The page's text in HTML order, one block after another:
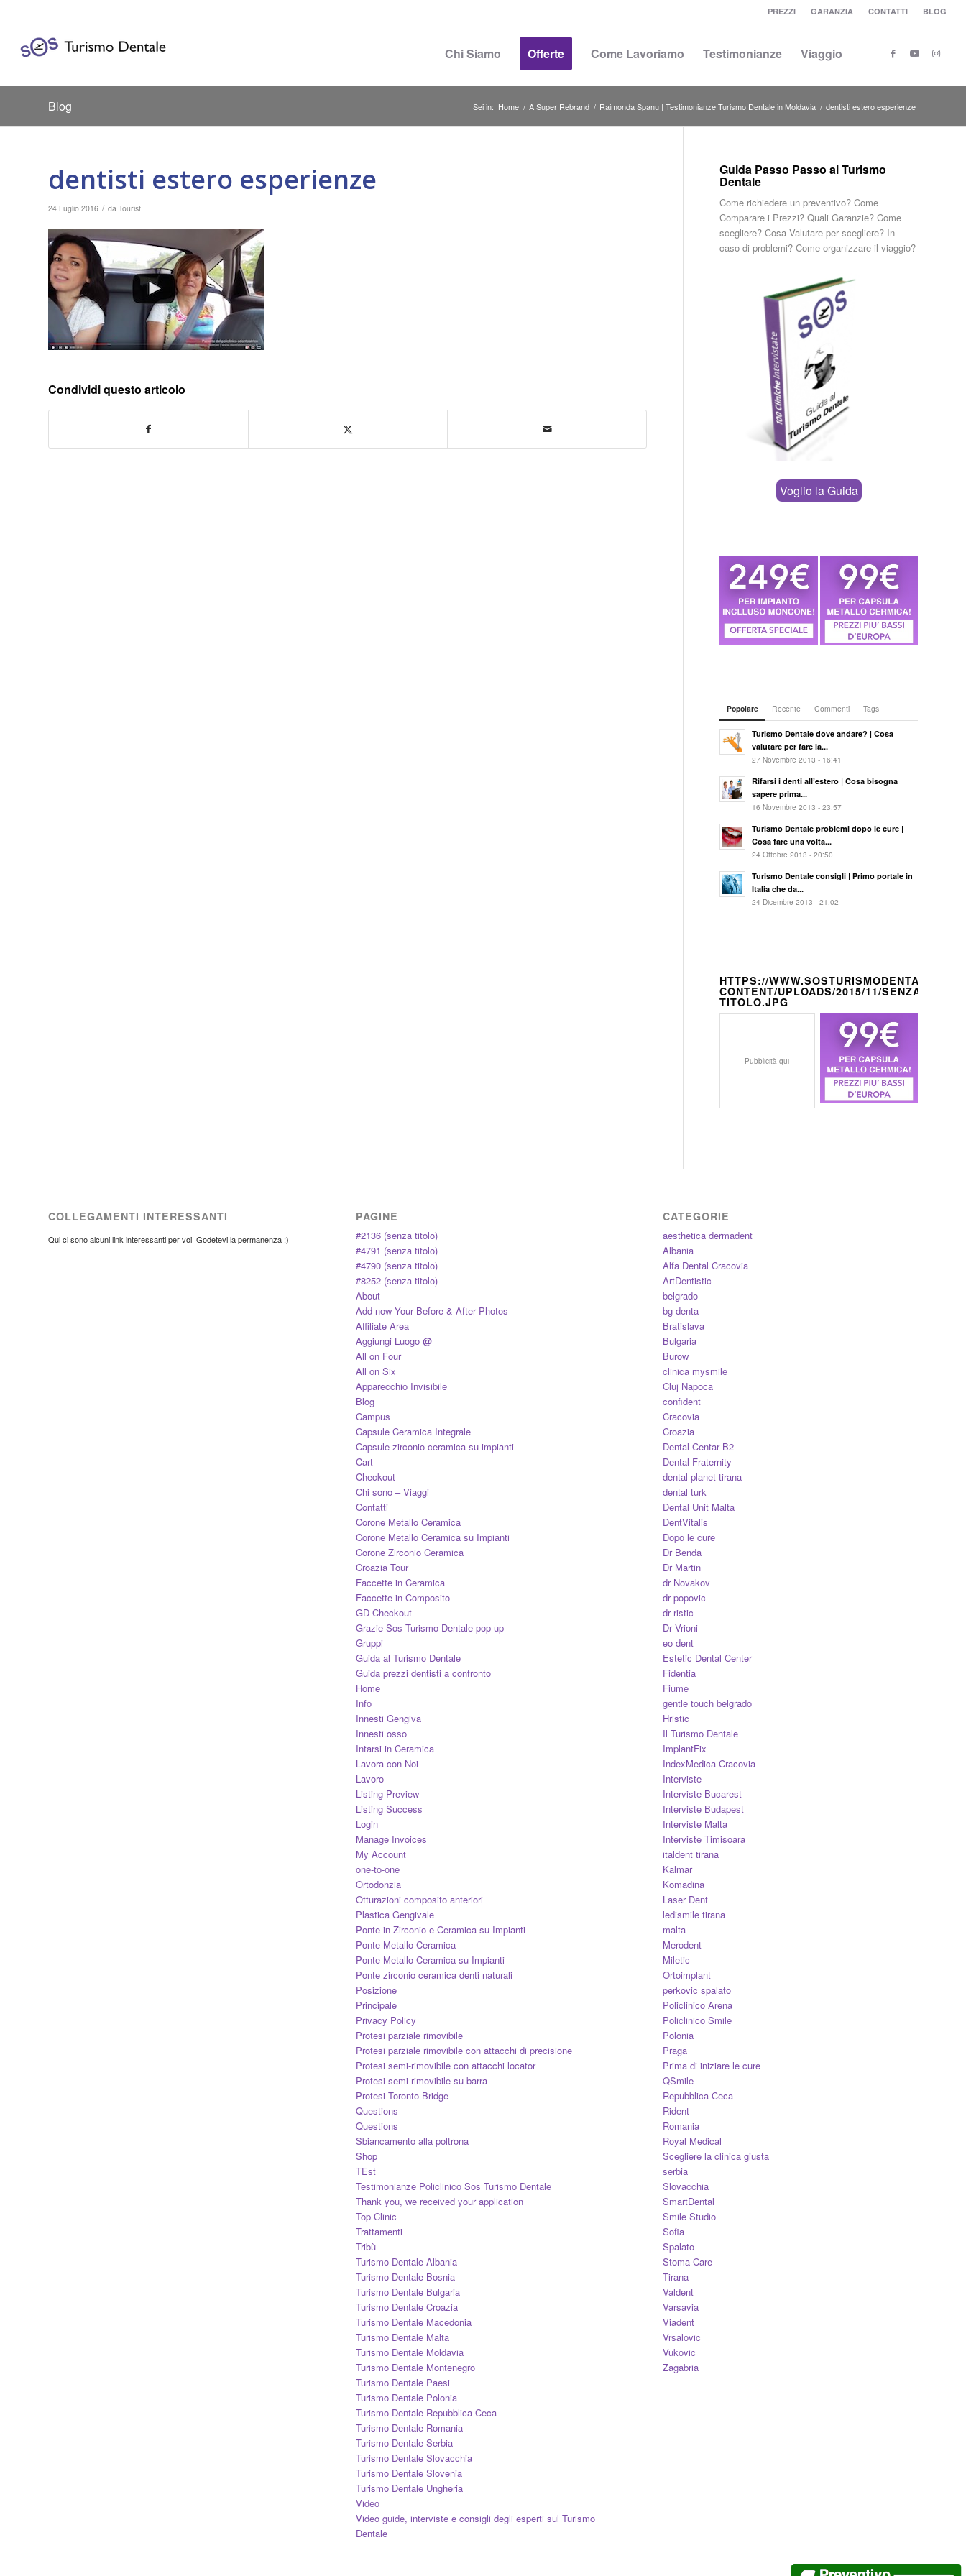
PREZZI GARANZIA CONTATTI BLOG
Chi Siamo Offerte Come Lavoriamo Testimonianze Viaggio
Blog Sei in: Home / A Super Rebrand / Raimonda Spanu | Testimonianze Turismo Dentale in Moldavia / dentisti estero esperienze
dentisti estero esperienze
24 Luglio 2016 / da Tourist
Condividi questo articolo
Guida Passo Passo al Turismo
Dentale
Come richiedere un preventivo? Come
Comparare i Prezzi? Quali Garanzie? Come
scegliere? Cosa Valutare per scegliere? In
caso di problemi? Come organizzare il viaggio?
Voglio la Guida
Popolare Recente Commenti Tags
Turismo Dentale dove andare? | Cosa
valutare per fare la...
27 Novembre 2013 - 16:41
Rifarsi i denti all’estero | Cosa bisogna
sapere prima...
16 Novembre 2013 - 23:57
Turismo Dentale problemi dopo le cure |
Cosa fare una volta...
24 Ottobre 2013 - 20:50
Turismo Dentale consigli | Primo portale in
Italia che da...
24 Dicembre 2013 - 21:02
HTTPS://WWW.SOSTURISMODENTALE.IT/
CONTENT/UPLOADS/2015/11/SENZA-
TITOLO.JPG
Pubblicità qui
COLLEGAMENTI INTERESSANTI
Qui ci sono alcuni link interessanti per voi! Godetevi la permanenza :)
PAGINE
#2136 (senza titolo)
#4791 (senza titolo)
#4790 (senza titolo)
#8252 (senza titolo)
About
Add now Your Before & After Photos
Affiliate Area
Aggiungi Luogo @
All on Four
All on Six
Apparecchio Invisibile
Blog
Campus
Capsule Ceramica Integrale
Capsule zirconio ceramica su impianti
Cart
Checkout
Chi sono – Viaggi
Contatti
Corone Metallo Ceramica
Corone Metallo Ceramica su Impianti
Corone Zirconio Ceramica
Croazia Tour
Faccette in Ceramica
Faccette in Composito
GD Checkout
Grazie Sos Turismo Dentale pop-up
Gruppi
Guida al Turismo Dentale
Guida prezzi dentisti a confronto
Home
Info
Innesti Gengiva
Innesti osso
Intarsi in Ceramica
Lavora con Noi
Lavoro
Listing Preview
Listing Success
Login
Manage Invoices
My Account
one-to-one
Ortodonzia
Otturazioni composito anteriori
Plastica Gengivale
Ponte in Zirconio e Ceramica su Impianti
Ponte Metallo Ceramica
Ponte Metallo Ceramica su Impianti
Ponte zirconio ceramica denti naturali
Posizione
Principale
Privacy Policy
Protesi parziale rimovibile
Protesi parziale rimovibile con attacchi di precisione
Protesi semi-rimovibile con attacchi locator
Protesi semi-rimovibile su barra
Protesi Toronto Bridge
Questions
Questions
Sbiancamento alla poltrona
Shop
TEst
Testimonianze Policlinico Sos Turismo Dentale
Thank you, we received your application
Top Clinic
Trattamenti
Tribù
Turismo Dentale Albania
Turismo Dentale Bosnia
Turismo Dentale Bulgaria
Turismo Dentale Croazia
Turismo Dentale Macedonia
Turismo Dentale Malta
Turismo Dentale Moldavia
Turismo Dentale Montenegro
Turismo Dentale Paesi
Turismo Dentale Polonia
Turismo Dentale Repubblica Ceca
Turismo Dentale Romania
Turismo Dentale Serbia
Turismo Dentale Slovacchia
Turismo Dentale Slovenia
Turismo Dentale Ungheria
Video
Video guide, interviste e consigli degli esperti sul Turismo
Dentale
CATEGORIE
aesthetica dermadent
Albania
Alfa Dental Cracovia
ArtDentistic
belgrado
bg denta
Bratislava
Bulgaria
Burow
clinica mysmile
Cluj Napoca
confident
Cracovia
Croazia
Dental Centar B2
Dental Fraternity
dental planet tirana
dental turk
Dental Unit Malta
DentVitalis
Dopo le cure
Dr Benda
Dr Martin
dr Novakov
dr popovic
dr ristic
Dr Vrioni
eo dent
Estetic Dental Center
Fidentia
Fiume
gentle touch belgrado
Hristic
Il Turismo Dentale
ImplantFix
IndexMedica Cracovia
Interviste
Interviste Bucarest
Interviste Budapest
Interviste Malta
Interviste Timisoara
italdent tirana
Kalmar
Komadina
Laser Dent
ledismile tirana
malta
Merodent
Miletic
Ortoimplant
perkovic spalato
Policlinico Arena
Policlinico Smile
Polonia
Praga
Prima di iniziare le cure
QSmile
Repubblica Ceca
Rident
Romania
Royal Medical
Scegliere la clinica giusta
serbia
Slovacchia
SmartDental
Smile Studio
Sofia
Spalato
Stoma Care
Tirana
Valdent
Varsavia
Viadent
Vrsalovic
Vukovic
Zagabria